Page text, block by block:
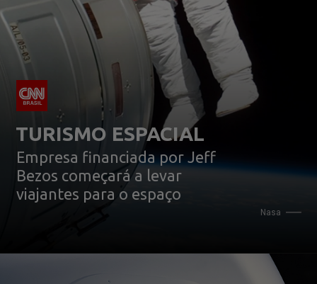
Nasa
Empresa financiada por Jeff
Bezos começará a levar
viajantes para o espaço